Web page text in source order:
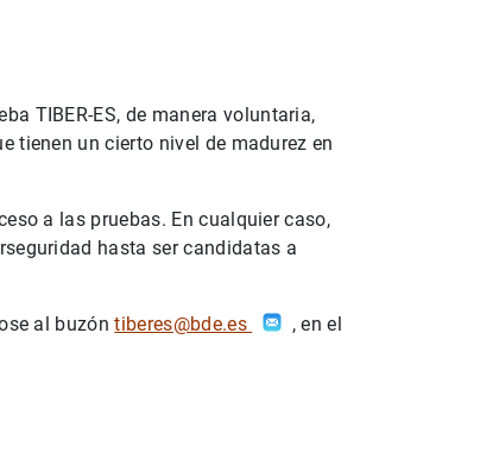
TIBER-ES, de manera voluntaria,
tienen un cierto nivel de madurez en
a las pruebas. En cualquier caso,
hasta ser candidatas a
al buzóntiberes@bde.es
, en el